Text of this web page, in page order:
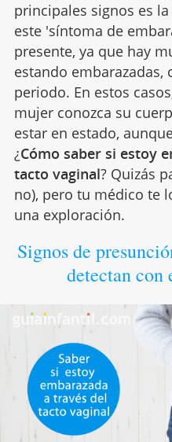
principales signos es
este 'síntoma de
presente, ya que hay
estando
periodo. En estos
mujer conozca su
estar en estado,
¿Cómo saber si estoy
tacto vaginal? Quizás
no), pero tu médico te
una exploración.
Signos de
detectan con